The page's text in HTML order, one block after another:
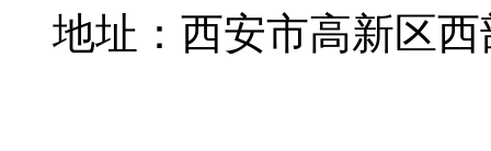
地址：西安市高新区西